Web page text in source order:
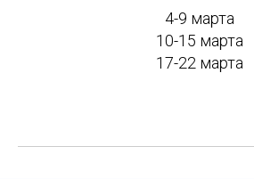
4-9 марта
10-15 марта
17-22 марта